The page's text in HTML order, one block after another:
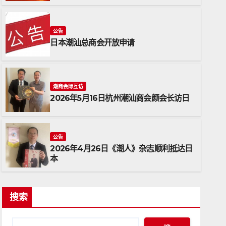
2026年5月16日杭州潮
2026年5月17日 ADMIN
公告
日本潮汕总商会开放申请
潮商会际互访
2026年5月16日杭州潮汕商会颜会长访日
公告
2026年4月26日《潮人》杂志顺利抵达日
本
搜索